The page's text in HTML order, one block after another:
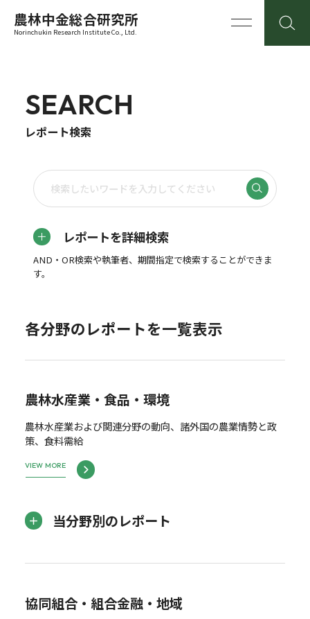
農林中金総合研究所
Norinchukin Research Institute Co., Ltd.
SEARCH
レポート検索
レポートを詳細検索
AND・OR検索や執筆者、期間指定で検索することができま
す。
各分野のレポートを一覧表示
農林水産業・食品・環境
農林水産業および関連分野の動向、諸外国の農業情勢と政
策、食料需給
VIEW MORE
当分野別のレポート
協同組合・組合金融・地域